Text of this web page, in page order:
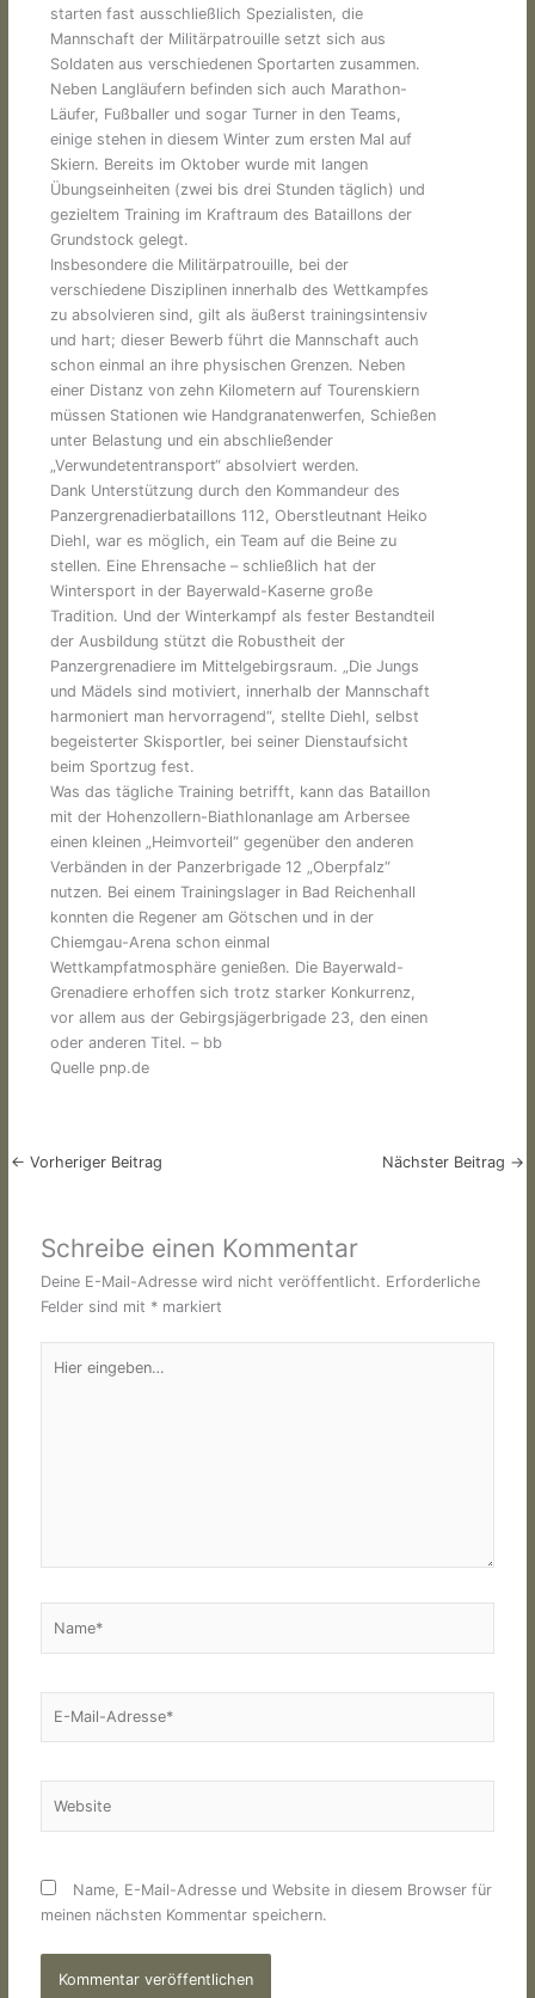
starten fast ausschließlich Spezialisten, die
Mannschaft der Militärpatrouille setzt sich aus
Soldaten aus verschiedenen Sportarten zusammen.
Neben Langläufern befinden sich auch Marathon-
Läufer, Fußballer und sogar Turner in den Teams,
einige stehen in diesem Winter zum ersten Mal auf
Skiern. Bereits im Oktober wurde mit langen
Übungseinheiten (zwei bis drei Stunden täglich) und
gezieltem Training im Kraftraum des Bataillons der
Grundstock gelegt.
Insbesondere die Militärpatrouille, bei der
verschiedene Disziplinen innerhalb des Wettkampfes
zu absolvieren sind, gilt als äußerst trainingsintensiv
und hart; dieser Bewerb führt die Mannschaft auch
schon einmal an ihre physischen Grenzen. Neben
einer Distanz von zehn Kilometern auf Tourenskiern
müssen Stationen wie Handgranatenwerfen, Schießen
unter Belastung und ein abschließender
„Verwundetentransport“ absolviert werden.
Dank Unterstützung durch den Kommandeur des
Panzergrenadierbataillons 112, Oberstleutnant Heiko
Diehl, war es möglich, ein Team auf die Beine zu
stellen. Eine Ehrensache – schließlich hat der
Wintersport in der Bayerwald-Kaserne große
Tradition. Und der Winterkampf als fester Bestandteil
der Ausbildung stützt die Robustheit der
Panzergrenadiere im Mittelgebirgsraum. „Die Jungs
und Mädels sind motiviert, innerhalb der Mannschaft
harmoniert man hervorragend“, stellte Diehl, selbst
begeisterter Skisportler, bei seiner Dienstaufsicht
beim Sportzug fest.
Was das tägliche Training betrifft, kann das Bataillon
mit der Hohenzollern-Biathlonanlage am Arbersee
einen kleinen „Heimvorteil“ gegenüber den anderen
Verbänden in der Panzerbrigade 12 „Oberpfalz“
nutzen. Bei einem Trainingslager in Bad Reichenhall
konnten die Regener am Götschen und in der
Chiemgau-Arena schon einmal
Wettkampfatmosphäre genießen. Die Bayerwald-
Grenadiere erhoffen sich trotz starker Konkurrenz,
vor allem aus der Gebirgsjägerbrigade 23, den einen
oder anderen Titel. – bb
Quelle pnp.de
← Vorheriger Beitrag Nächster Beitrag →
Schreibe einen Kommentar
Deine E-Mail-Adresse wird nicht veröffentlicht. Erforderliche
Felder sind mit * markiert
eingeben…
Name, E-Mail-Adresse und Website in diesem Browser für
meinen nächsten Kommentar speichern.